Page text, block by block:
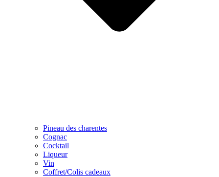
Pineau des charentes
Cognac
Cocktail
Liqueur
Vin
Coffret/Colis cadeaux